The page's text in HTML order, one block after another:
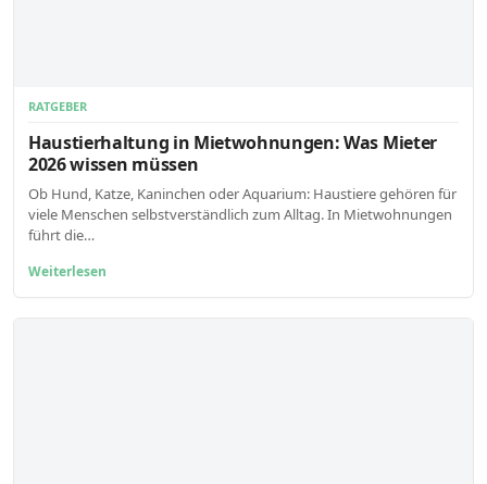
RATGEBER
Haustierhaltung in Mietwohnungen: Was Mieter
2026 wissen müssen
Ob Hund, Katze, Kaninchen oder Aquarium: Haustiere gehören für
viele Menschen selbstverständlich zum Alltag. In Mietwohnungen
führt die…
Weiterlesen